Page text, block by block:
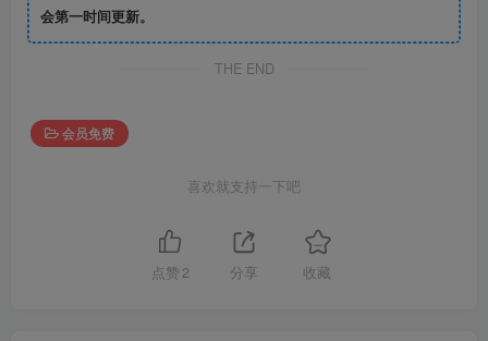
会第一时间更新。
THE END
会员免费
喜欢就支持一下吧
点赞 2 分享 收藏